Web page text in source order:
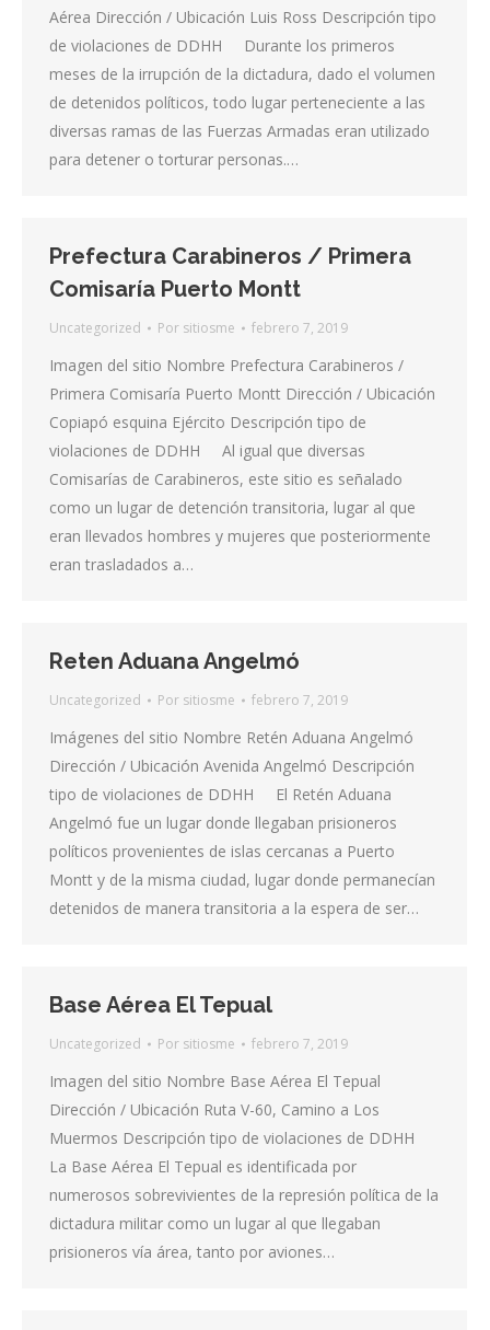
Aérea Dirección / Ubicación Luis Ross Descripción tipo
de violaciones de DDHH Durante los primeros
meses de la irrupción de la dictadura, dado el volumen
de detenidos políticos, todo lugar perteneciente a las
diversas ramas de las Fuerzas Armadas eran utilizado
para detener o torturar personas.…
Prefectura Carabineros / Primera
Comisaría Puerto Montt
Uncategorized Por sitiosme febrero 7, 2019
Imagen del sitio Nombre Prefectura Carabineros /
Primera Comisaría Puerto Montt Dirección / Ubicación
Copiapó esquina Ejército Descripción tipo de
violaciones de DDHH Al igual que diversas
Comisarías de Carabineros, este sitio es señalado
como un lugar de detención transitoria, lugar al que
eran llevados hombres y mujeres que posteriormente
eran trasladados a…
Reten Aduana Angelmó
Uncategorized Por sitiosme febrero 7, 2019
Imágenes del sitio Nombre Retén Aduana Angelmó
Dirección / Ubicación Avenida Angelmó Descripción
tipo de violaciones de DDHH El Retén Aduana
Angelmó fue un lugar donde llegaban prisioneros
políticos provenientes de islas cercanas a Puerto
Montt y de la misma ciudad, lugar donde permanecían
detenidos de manera transitoria a la espera de ser…
Base Aérea El Tepual
Uncategorized Por sitiosme febrero 7, 2019
Imagen del sitio Nombre Base Aérea El Tepual
Dirección / Ubicación Ruta V-60, Camino a Los
Muermos Descripción tipo de violaciones de DDHH
La Base Aérea El Tepual es identificada por
numerosos sobrevivientes de la represión política de la
dictadura militar como un lugar al que llegaban
prisioneros vía área, tanto por aviones…